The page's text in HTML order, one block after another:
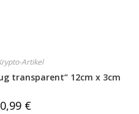
Artikel
transparent“ 12cm x 3cm
0,99 €